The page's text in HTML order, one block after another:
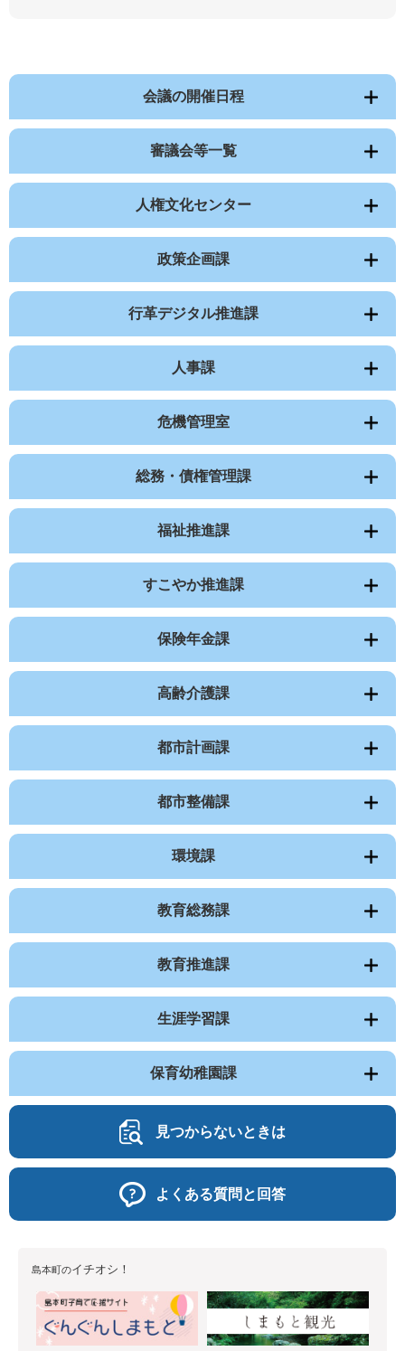
会議の開催日程
審議会等一覧
人権文化センター
政策企画課
行革デジタル推進課
人事課
危機管理室
総務・債権管理課
福祉推進課
すこやか推進課
保険年金課
高齢介護課
都市計画課
都市整備課
環境課
教育総務課
教育推進課
生涯学習課
保育幼稚園課
見つからないときは
よくある質問と回答
島本町のイチオシ！